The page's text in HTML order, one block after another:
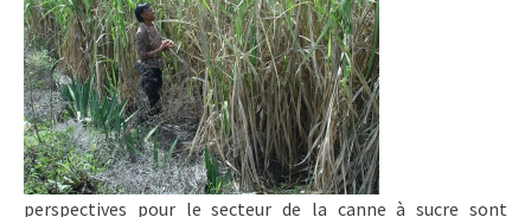
perspectives pour le secteur de la canne à sucre sont